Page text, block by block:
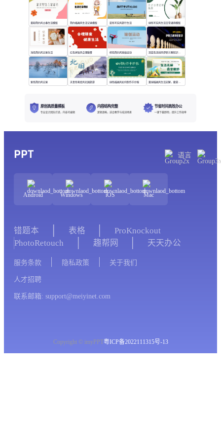
黄粉简约风立春生活模版 简约插画风生活记录模版 蓝色写实风旅行生活 绿色写实风生活日常通用模版
浅色简约风记录生活 红色拼贴风合理膳食 棕色简约风瑜伽运动
紫色简约风记录 天青色笔绘风北国旅游 绿色插画风如何制作手抄报 黄绿插画风生活无解，露营撒野
原创高质量模板
专业设计团队打造，内容可编辑
内容结构完整
逻辑清晰，适合教学与培训场景
节省时间高效办公
一键下载即用，提升工作效率
PPT 语言
Android Windows iOS Mac
错题本 表格
ProKnockout
PhotoRetouch
趣帮网 天天办公
服务条款 隐私政策 关于我们
人才招聘
联系邮箱: support@meiyinet.com
Copyright © imyPPT粤ICP备2022111315号-13